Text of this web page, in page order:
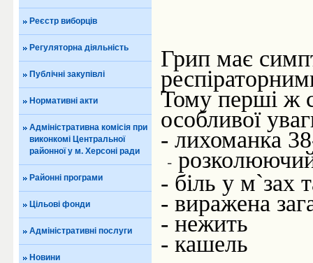
Реєстр виборців
Регуляторна діяльність
Публічні закупівлі
Нормативні акти
Адміністративна комісія при
виконкомі Центральної
районної у м. Херсоні ради
Районні програми
Цільові фонди
Адміністративні послуги
Новини
Грип має
Томуперші ж
особливої
- лихоманка
-
- біль у м`зах
- виражена
- нежить
- кашель